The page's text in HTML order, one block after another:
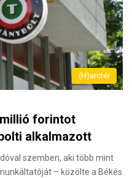
(H)arctér
forintot
alkalmazott
szemben, aki több mint
– közölte a Békés